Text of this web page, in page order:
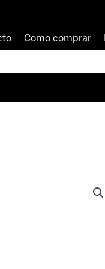
Como comprar